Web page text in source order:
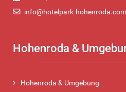
info@hotelpark-hohenroda.com
Hohenroda &
Hohenroda & Umgebung